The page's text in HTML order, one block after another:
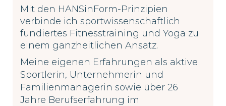
Mit den HANSinForm-Prinzipien
verbinde ich sportwissenschaftlich
fundiertes Fitnesstraining und Yoga zu
einem ganzheitlichen Ansatz.
Meine eigenen Erfahrungen als aktive
Sportlerin, Unternehmerin und
Familienmanagerin sowie über 26
Jahre Berufserfahrung im